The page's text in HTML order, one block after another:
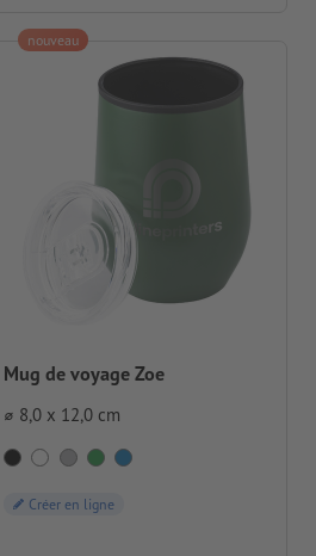
Mug de voyage Zoe
⌀ 8,0 x 12,0 cm
Créer en ligne
nouveau